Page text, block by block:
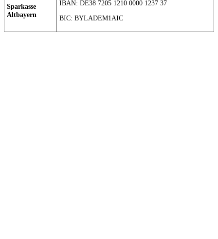
Sparkasse
Altbayern
IBAN: DE38 7205 1210 0000 1237 37
BIC: BYLADEM1AIC